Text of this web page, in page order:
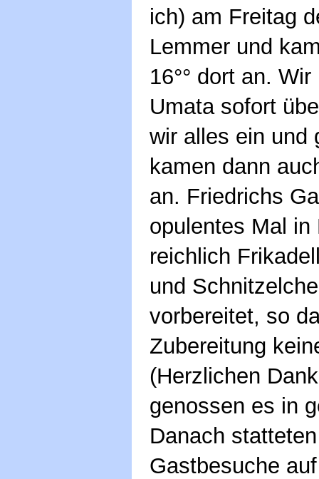
ich) am Freitag
Lemmer und
16°° dort an.
Umata sofort
wir alles ein und
kamen dann
an. Friedrichs
opulentes Mal
reichlich
und
vorbereitet, so
Zubereitung
(Herzlichen
genossen es in
Danach
Gastbesuche